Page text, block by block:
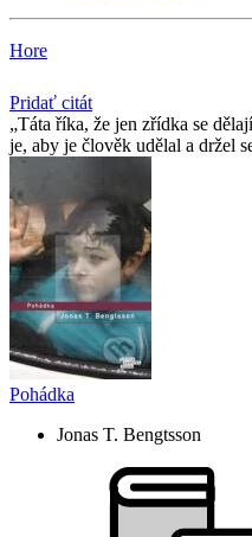
Hore
Pridať citát
Táta říka, že jen zřídka se
je, aby je člověk udělal a držel
Pohádka
Jonas T. Bengtsson